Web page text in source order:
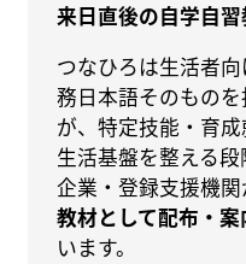
来日直後の自学自
つなひろは生活者
務日本語そのもの
が、特定技能・育
生活基盤を整える
企業・登録支援機
教材として配布・
います。